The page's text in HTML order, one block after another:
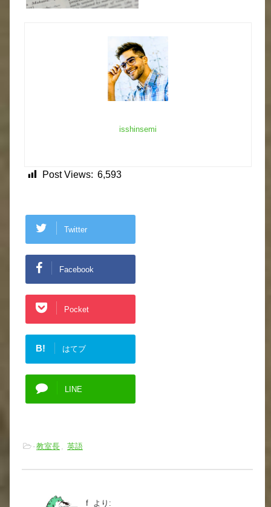
isshinsemi
Post Views: 6,593
Twitter
Facebook
Pocket
B! はてブ
LINE
-教室長 英語
f より: